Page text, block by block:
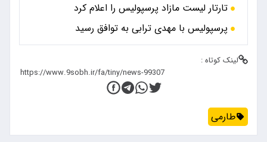
تارتار لیست مازاد پرسپولیس را اعلام کرد
پرسپولیس با مهدی ترابی به توافق رسید
لینک کوتاه :
طارمی